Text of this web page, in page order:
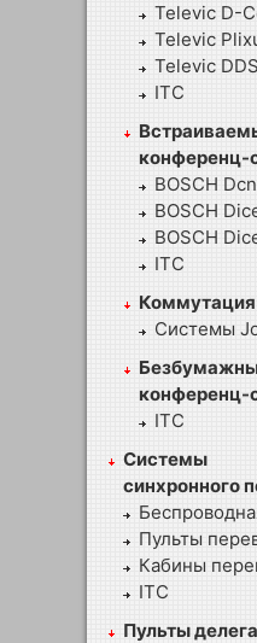
Televic D-
Televic
Televic
ITC
конференц-
BOSCH
BOSCH
BOSCH
ITC
Системы
конференц-
ITC
Системы
синхронного
Пульты
Кабины
ITC
Пульты